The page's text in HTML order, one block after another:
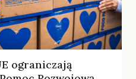
ograniczają